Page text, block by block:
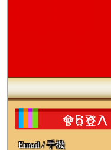
Email / 手機